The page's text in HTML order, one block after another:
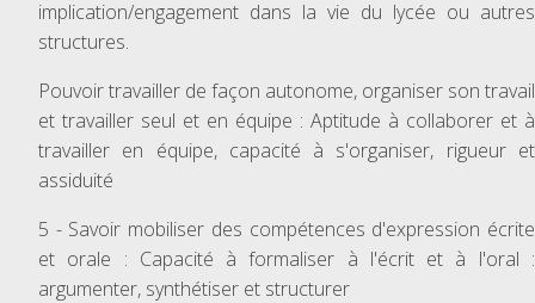
implication/engagement dans la vie du lycée ou autres
structures.
Pouvoir travailler de façon autonome, organiser son travail
et travailler seul et en équipe : Aptitude à collaborer et à
travailler en équipe, capacité à s'organiser, rigueur et
assiduité
5 - Savoir mobiliser des compétences d'expression écrite
et orale : Capacité à formaliser à l'écrit et à l'oral :
argumenter, synthétiser et structurer